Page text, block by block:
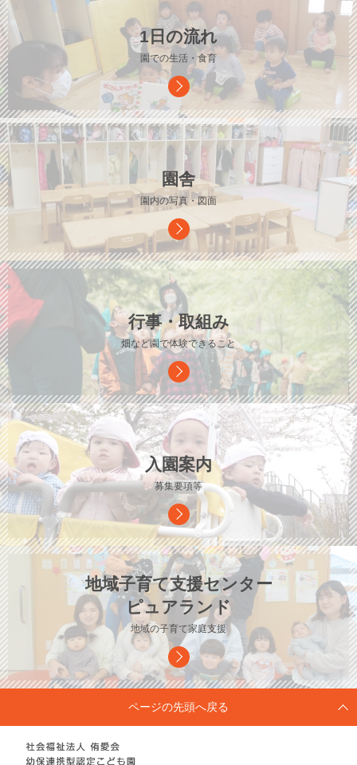
1日の流れ
園での生活・食育
園舎
園内の写真・図面
行事・取組み
畑など園で体験できること
入園案内
募集要項等
地域子育て支援センター
ピュアランド
地域の子育て家庭支援
ページの先頭へ戻る